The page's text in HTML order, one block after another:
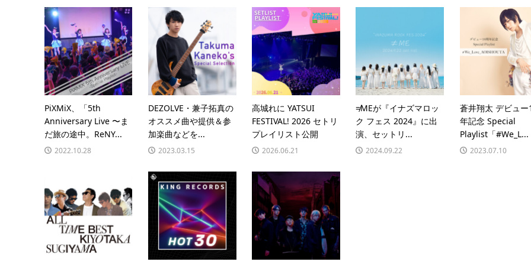
PiXMiX、「5th
Anniversary Live 〜ま
だ旅の途中。ReNY...
2022.10.28
DEZOLVE・兼子拓真の
オススメ曲や提供＆参
加楽曲などを...
2023.03.15
高城れに YATSUI
FESTIVAL! 2026 セトリ
プレイリスト公開
2026.06.21
≠MEが『イナズマロッ
ク フェス 2024』に出
演、セットリ...
2024.09.22
蒼井翔太 デビュー
年記念 Special
Playlist「#We_L...
2023.07.10